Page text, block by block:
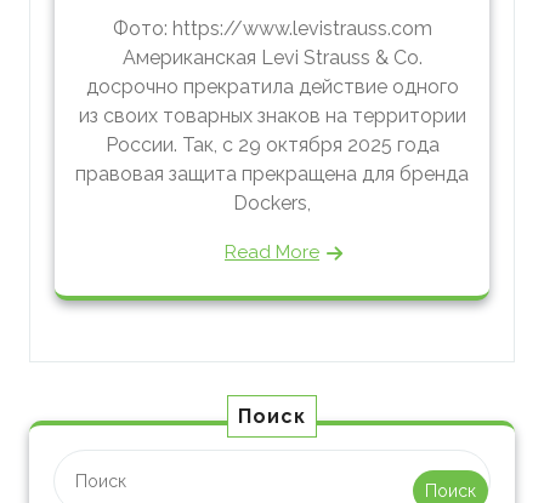
Фото: https://www.levistrauss.com
Американская Levi Strauss & Co.
досрочно прекратила действие одного
из своих товарных знаков на территории
России. Так, с 29 октября 2025 года
правовая защита прекращена для бренда
Dockers,
Read More
Поиск
Поиск